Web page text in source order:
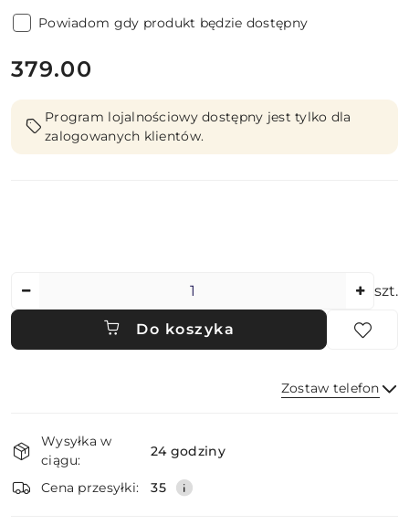
Powiadom gdy produkt będzie dostępny
cena:
379.00
Program lojalnościowy dostępny jest tylko dla
zalogowanych klientów.
szt.
Do koszyka
Zostaw telefon
i
dostawa
Wysyłka w
ciągu:
24 godziny
Cena przesyłki: 35